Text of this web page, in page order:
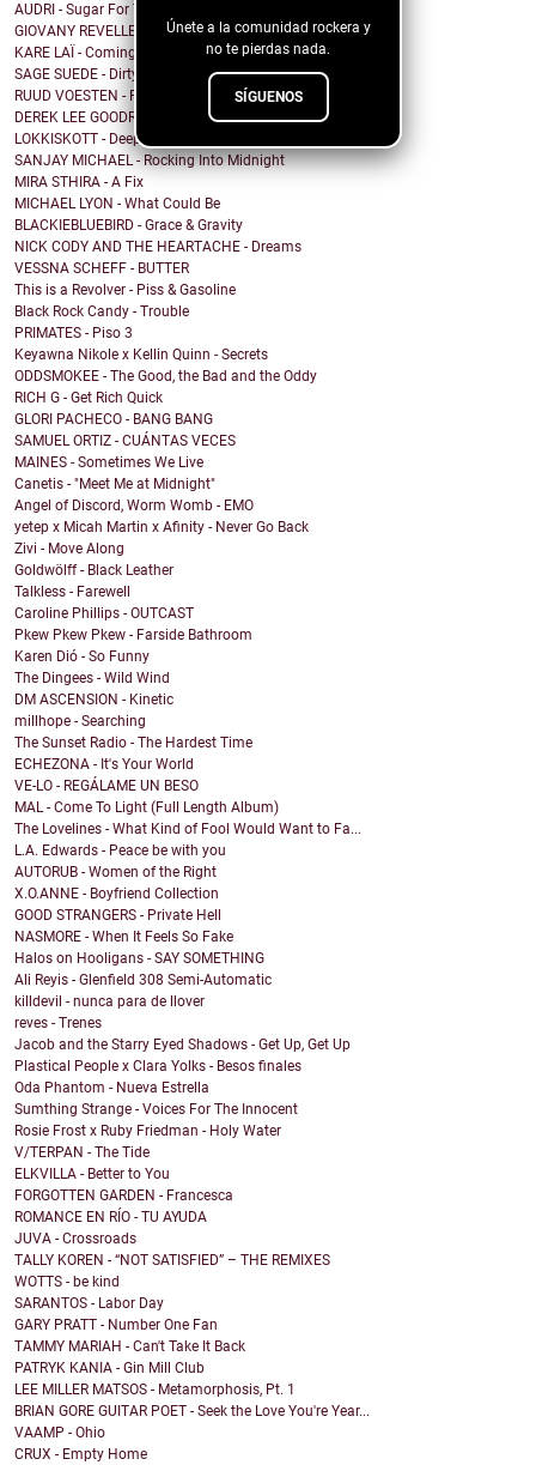
Únete a la comunidad rockera y
no te pierdas nada.
SÍGUENOS
AUDRI - Sugar For The Flies
GIOVANY REVELLE - Believe In
KARE LAÏ - Coming back to Nen'ka
SAGE SUEDE - Dirty Blonde
RUUD VOESTEN - Ruud Voesten's Ambrosia
DEREK LEE GOODREID - Struck By Lightning Again
LOKKISKOTT - Deep Inside
SANJAY MICHAEL - Rocking Into Midnight
MIRA STHIRA - A Fix
MICHAEL LYON - What Could Be
BLACKIEBLUEBIRD - Grace & Gravity
NICK CODY AND THE HEARTACHE - Dreams
VESSNA SCHEFF - BUTTER
This is a Revolver - Piss & Gasoline
Black Rock Candy - Trouble
PRIMATES - Piso 3
Keyawna Nikole x Kellin Quinn - Secrets
ODDSMOKEE - The Good, the Bad and the Oddy
RICH G - Get Rich Quick
GLORI PACHECO - BANG BANG
SAMUEL ORTIZ - CUÁNTAS VECES
MAINES - Sometimes We Live
Canetis - "Meet Me at Midnight"
Angel of Discord, Worm Womb - EMO
yetep x Micah Martin x Afinity - Never Go Back
Zivi - Move Along
Goldwölff - Black Leather
Talkless - Farewell
Caroline Phillips - OUTCAST
Pkew Pkew Pkew - Farside Bathroom
Karen Dió - So Funny
The Dingees - Wild Wind
DM ASCENSION - Kinetic
millhope - Searching
The Sunset Radio - The Hardest Time
ECHEZONA - It's Your World
VE-LO - REGÁLAME UN BESO
MAL - Come To Light (Full Length Album)
The Lovelines - What Kind of Fool Would Want to Fa...
L.A. Edwards - Peace be with you
AUTORUB - Women of the Right
X.O.ANNE - Boyfriend Collection
GOOD STRANGERS - Private Hell
NASMORE - When It Feels So Fake
Halos on Hooligans - SAY SOMETHING
Ali Reyis - Glenfield 308 Semi-Automatic
killdevil - nunca para de llover
reves - Trenes
Jacob and the Starry Eyed Shadows - Get Up, Get Up
Plastical People x Clara Yolks - Besos finales
Oda Phantom - Nueva Estrella
Sumthing Strange - Voices For The Innocent
Rosie Frost x Ruby Friedman - Holy Water
V/TERPAN - The Tide
ELKVILLA - Better to You
FORGOTTEN GARDEN - Francesca
ROMANCE EN RÍO - TU AYUDA
JUVA - Crossroads
TALLY KOREN - “NOT SATISFIED” – THE REMIXES
WOTTS - be kind
SARANTOS - Labor Day
GARY PRATT - Number One Fan
TAMMY MARIAH - Can't Take It Back
PATRYK KANIA - Gin Mill Club
LEE MILLER MATSOS - Metamorphosis, Pt. 1
BRIAN GORE GUITAR POET - Seek the Love You're Year...
VAAMP - Ohio
CRUX - Empty Home